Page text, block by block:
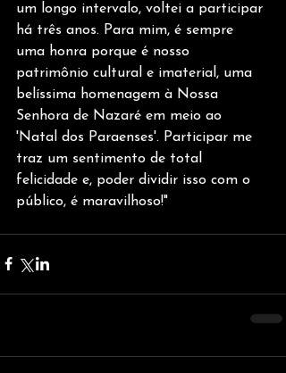
um longo intervalo, voltei a participar
há três anos. Para mim, é sempre
uma honra porque é nosso
patrimônio cultural e imaterial, uma
belíssima homenagem à Nossa
Senhora de Nazaré em meio ao
'Natal dos Paraenses'. Participar me
traz um sentimento de total
felicidade e, poder dividir isso com o
público, é maravilhoso!"